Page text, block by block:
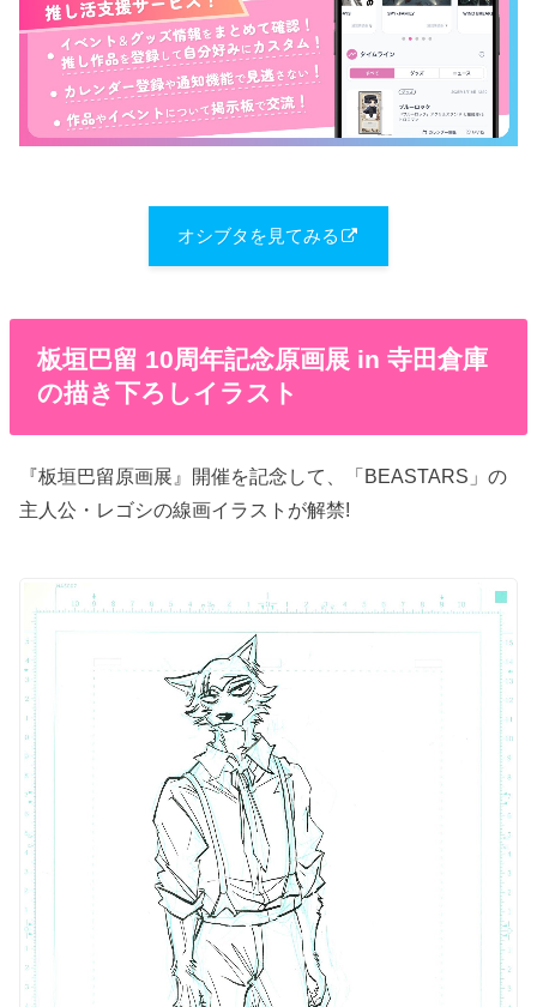
オシブタを見てみる
板垣巴留 10周年記念原画展 in 寺田倉庫
の描き下ろしイラスト
『板垣巴留原画展』開催を記念して、「BEASTARS」の
主人公・レゴシの線画イラストが解禁!